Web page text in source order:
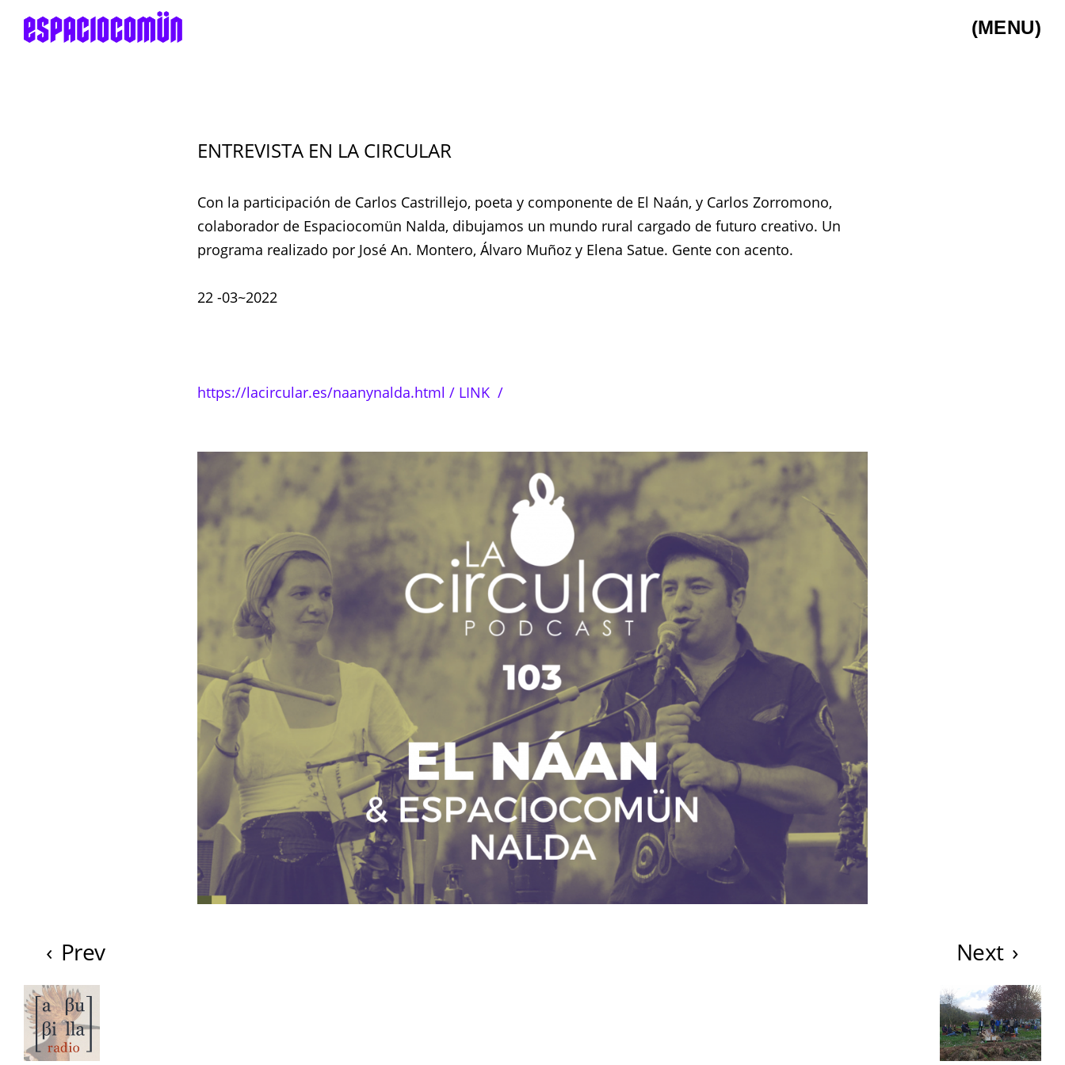
(MENU)
ENTREVISTA EN LA CIRCULAR
Con la participación de Carlos Castrillejo, poeta y componente de El Naán, y Carlos Zorromono,
colaborador de Espaciocomün Nalda, dibujamos un mundo rural cargado de futuro creativo. Un
programa realizado por José An. Montero, Álvaro Muñoz y Elena Satue. Gente con acento.
22 -03~2022
https://lacircular.es/naanynalda.html / LINK /
‹ Prev ›
Next